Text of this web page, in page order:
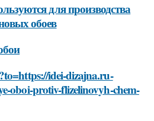
для производства
обоев
idei-dizajna.ru-
oboi-protiv-flizelinovyh-chem-